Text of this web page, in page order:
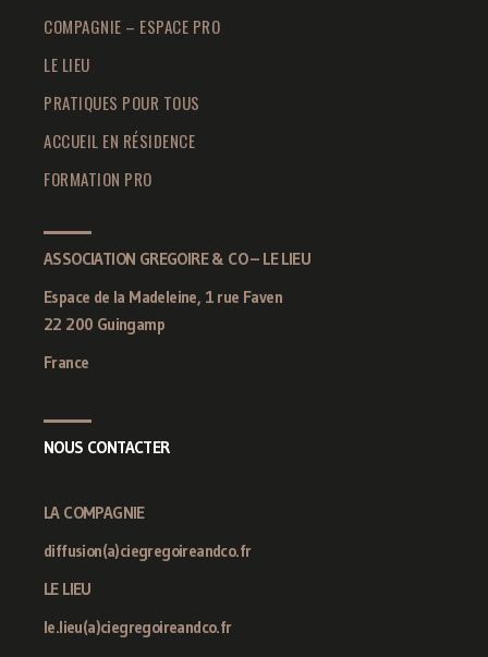
COMPAGNIE – ESPACE PRO
LE LIEU
PRATIQUES POUR TOUS
ACCUEIL EN RÉSIDENCE
FORMATION PRO
ASSOCIATION GREGOIRE & CO – LE LIEU
Espace de la Madeleine, 1 rue Faven
22 200 Guingamp
France
NOUS CONTACTER
LA COMPAGNIE
diffusion(a)ciegregoireandco.fr
LE LIEU
le.lieu(a)ciegregoireandco.fr